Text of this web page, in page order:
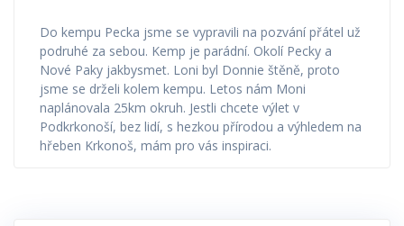
Do kempu Pecka jsme se vypravili na pozvání přátel už
podruhé za sebou. Kemp je parádní. Okolí Pecky a
Nové Paky jakbysmet. Loni byl Donnie štěně, proto
jsme se drželi kolem kempu. Letos nám Moni
naplánovala 25km okruh. Jestli chcete výlet v
Podkrkonoší, bez lidí, s hezkou přírodou a výhledem na
hřeben Krkonoš, mám pro vás inspiraci.